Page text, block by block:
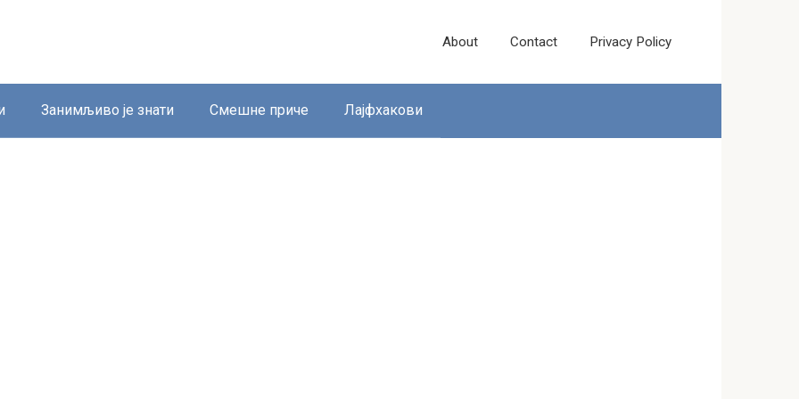
About Contact Privacy Policy
Занимљиво је знати Смешне приче Лајфхакови